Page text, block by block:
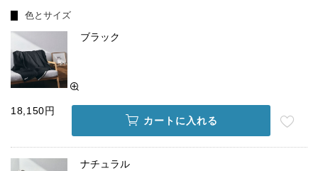
色とサイズ
ブラック
18,150円
カートに入れる
ナチュラル